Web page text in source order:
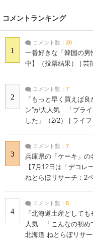
コメントランキング
1
コメント数： 20
一番好きな「韓国の男
中】（投票結果） | 芸
2
コメント数： 7
「もっと早く買えば
ン”が大人気 「プライ
した」（2/2） | ライ
3
コメント数： 7
兵庫県の「ケーキ」
【7月12日は「デコレ
ねとらぼリサーチ：2
4
コメント数： 5
「北海道土産として
人気 「こんなの初め
北海道 ねとらぼリサ